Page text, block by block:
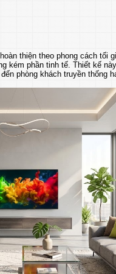
thiện theo phong cách tối
kém phần tinh tế. Thiết kế
phòng khách truyền thống